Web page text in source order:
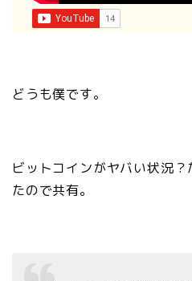
どうも僕です。
ビットコインがヤバい状況
たので共有。